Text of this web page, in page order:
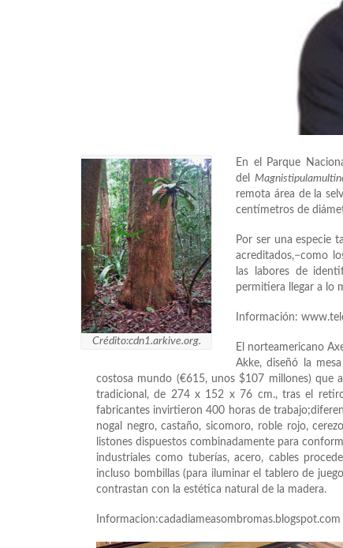
Crédito:cdn1.arkive.org.
En el Parque
del
remota área de la
centímetros de
Por ser una especie
acreditados,−como
las labores de
permitiera llegar a lo
Información:
El norteamericano
Akke, diseñó la
costosa mundo (€615, unos $107 millones) que
tradicional, de 274 x 152 x 76 cm., tras el
fabricantes invirtieron 400 horas de
nogal negro, castaño, sicomoro, roble rojo,
listones dispuestos combinadamente para
industriales como tuberías, acero, cables
incluso bombillas (para iluminar el tablero de
contrastan con la estética natural de la madera.
Informacion:cadadiameasombromas.blogspot.com